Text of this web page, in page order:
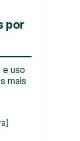
por
e uso
mais